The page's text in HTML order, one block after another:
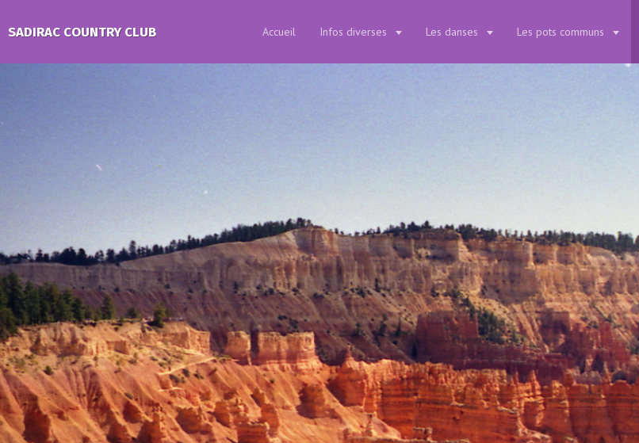
SADIRAC COUNTRY CLUB Accueil Infos diverses Les danses Les pots communs